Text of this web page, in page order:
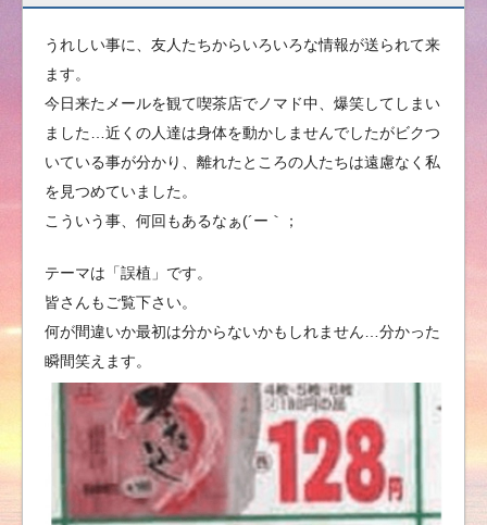
うれしい事に、友人たちからいろいろな情報が送られて来
ます。
今日来たメールを観て喫茶店でノマド中、爆笑してしまい
ました…近くの人達は身体を動かしませんでしたがビクつ
いている事が分かり、離れたところの人たちは遠慮なく私
を見つめていました。
こういう事、何回もあるなぁ(´ー｀；
テーマは「誤植」です。
皆さんもご覧下さい。
何が間違いか最初は分からないかもしれません…分かった
瞬間笑えます。